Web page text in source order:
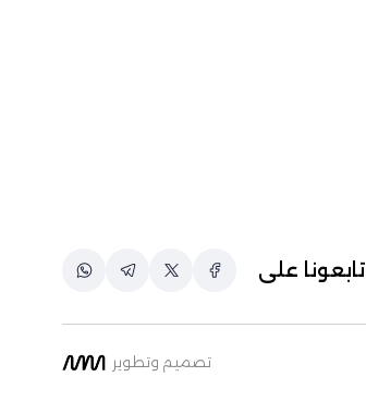
محروس على (1)
تابعونا على
تصميم وتطوير